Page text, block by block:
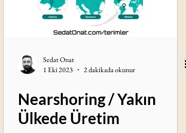
Sedat Onat
1 Eki 2023
2 dakikada okunur
Nearshoring / Yakın
Ülkede Üretim